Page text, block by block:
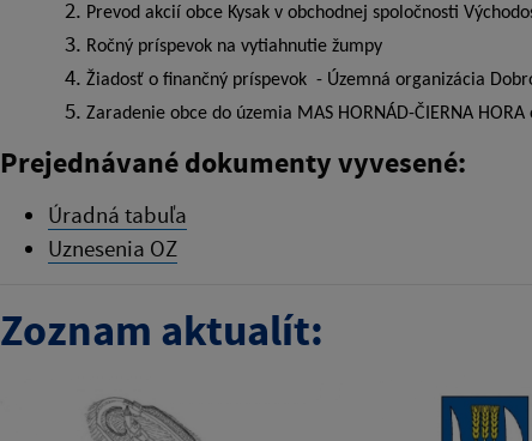
Prevod akcií obce Kysak v obchodnej spoločnosti
Ročný príspevok na vytiahnutie žumpy
Žiadosť o finančný príspevok - Územná organizácia
Zaradenie obce do územia MAS HORNÁD-ČIERNA HORA
Prejednávané dokumenty vyvesené:
Úradná tabuľa
Uznesenia OZ
Zoznam aktualít: